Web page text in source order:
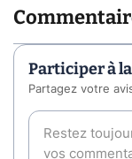
Participer à
Partagez votre